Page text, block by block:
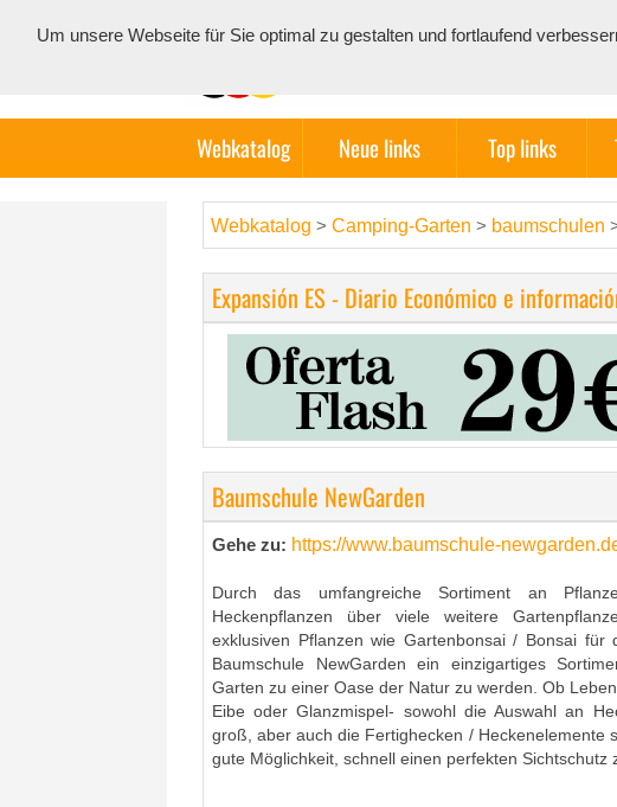
Webkatalog Neue links Top links
Webkatalog > Camping-Garten > baumschulen
Expansión ES - Diario Económico e
Baumschule NewGarden
Gehe zu: https://www.baumschule-
Durch das umfangreiche Sortiment an
Heckenpflanzen über viele weitere
exklusiven Pflanzen wie Gartenbonsai / Bonsai für
Baumschule NewGarden ein einzigartiges
Garten zu einer Oase der Natur zu werden. Ob
Eibe oder Glanzmispel- sowohl die Auswahl an
groß, aber auch die Fertighecken / Heckenelemente
gute Möglichkeit, schnell einen perfekten Sichtschutz
Um unsere Webseite für Sie optimal zu gestalten und fortlaufend